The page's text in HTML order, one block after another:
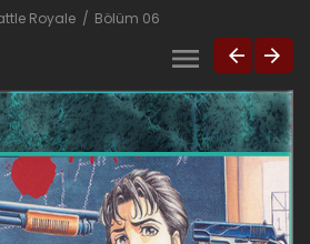
Royale Bölüm 06